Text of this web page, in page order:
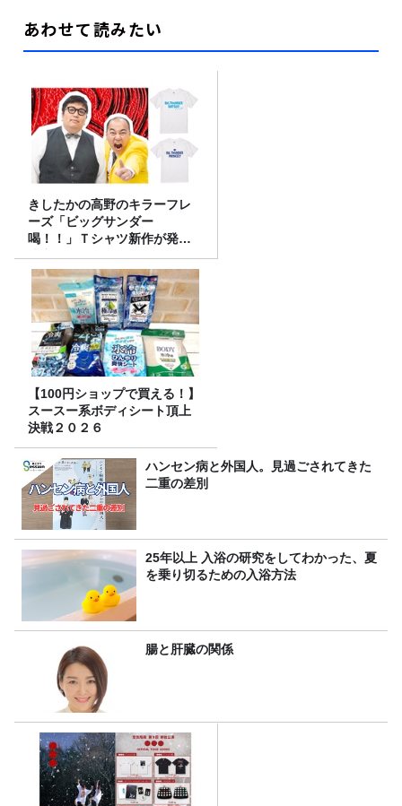
あわせて読みたい
きしたかの高野のキラーフレ
ーズ「ビッグサンダー
喝！！」Ｔシャツ新作が発売
決定！
【100円ショップで買える！】
スースー系ボディシート頂上
決戦２０２６
ハンセン病と外国人。見過ごされてきた
二重の差別
25年以上 入浴の研究をしてわかった、夏
を乗り切るための入浴方法
腸と肝臓の関係